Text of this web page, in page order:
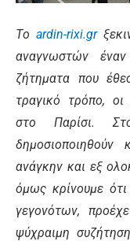
Τo ardin-rixi.gr
αναγνωστών
ζήτηματα που
τραγικό τρόπο, οι
στο Παρίσι.
ανάγκην και εξ
όμως κρίνουμε
γεγονότων,
ψύχραιμη